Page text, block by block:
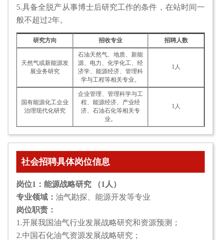
5.具备全脱产从事博士后研究工作的条件，在站时间一
般不超过2年。
研究方向 招收专业 招聘人数
天然气或新能源发
展业务研究
石油天然气、地质、新能
源、电力、化学化工、经
济学、能源经济、管理科
学与工程等相关专业。
1人
国有能源化工企业
治理现代化研究
企业管理、管理科学与工
程、能源经济、产业经
济、石油石化等相关专
业。
1人
社会招聘具体岗位信息
岗位1：能源战略研究 （1人）
专业领域： 油气勘探、能源开发等专业
岗位职责：
1.开展我国油气行业发展战略研究和资源预测；
2.中国石化油气资源发展战略研究；